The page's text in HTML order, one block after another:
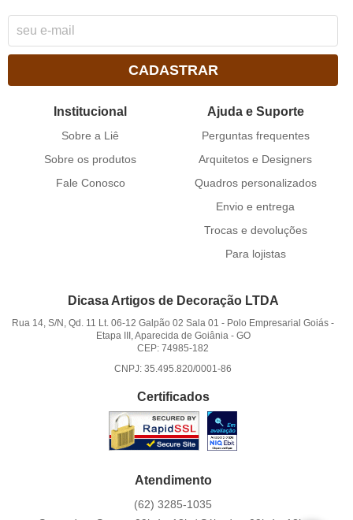
CADASTRAR
Institucional
Sobre a Liê
Sobre os produtos
Fale Conosco
Ajuda e Suporte
Perguntas frequentes
Arquitetos e Designers
Quadros personalizados
Envio e entrega
Trocas e devoluções
Para lojistas
Dicasa Artigos de Decoração LTDA
Rua 14, S/N, Qd. 11 Lt. 06-12 Galpão 02 Sala 01 - Polo Empresarial Goiás -
Etapa III, Aparecida de Goiânia- GO
CEP: 74985-182
CNPJ: 35.495.820/0001-86
Certificados
Atendimento
(62) 3285-1035